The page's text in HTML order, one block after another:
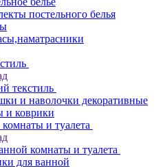
постельного белья
текстиль
и наволочки декоративные
и коврики
и туалета
комнаты и туалета
для ванной